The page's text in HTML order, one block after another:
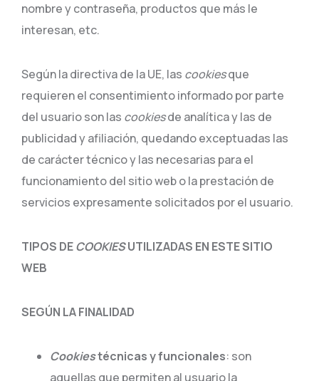
nombre y contraseña, productos que más le
interesan, etc.
Según la directiva de la UE, las cookiesque
requieren el consentimiento informado por parte
del usuario son las cookiesde analítica y las de
publicidad y afiliación, quedando exceptuadas las
de carácter técnico y las necesarias para el
funcionamiento del sitio web o la prestación de
servicios expresamente solicitados por el usuario.
TIPOS DECOOKIESUTILIZADAS EN ESTE SITIO
WEB
SEGÚN LA FINALIDAD
Cookiestécnicas y funcionales: son
aquellas que permiten al usuario la